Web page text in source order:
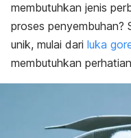
membutuhkan jenis
proses penyembuhan?
unik, mulai dari luka
membutuhkan